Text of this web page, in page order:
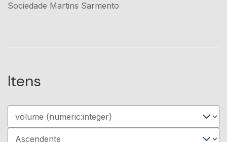
Sociedade Martins Sarmento
Itens